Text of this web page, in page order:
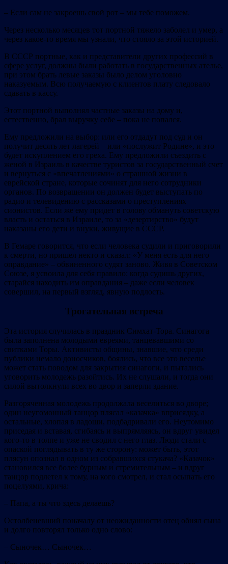
– Если сам не закроешь свой рот – мы тебе поможем.
Через несколько месяцев тот портной тяжело заболел и умер, а
через какое‐то время мы узнали, что стояло за этой историей.
В СССР портные, как и представители других профессий в
сфере услуг, должны были работать в государственных ателье,
при этом брать левые заказы было делом уголовно
наказуемым. Всю получаемую с клиентов плату следовало
сдавать в кассу.
Этот портной выполнял частные заказы на дому и,
естественно, брал выручку себе – пока не попался.
Ему предложили на выбор: или его отдадут под суд и он
получит десять лет лагерей – или «послужит Родине», и это
будет искуплением его греха. Ему предложили съездить с
женой в Израиль в качестве туристов за государственный счет
и вернуться с «впечатлениями» о страшной жизни в
еврейской стране, которые сочинят для него сотрудники
органов. По возвращении он должен будет выступать по
радио и телевидению с рассказами о преступлениях
сионистов. Если же ему придет в голову обмануть советскую
власть и остаться в Израиле, то за «дезертирство» будут
наказаны его дети и внуки, живущие в СССР.
В Гемаре говорится, что если человека судили и приговорили
к смерти, но пришел некто и сказал: «У меня есть для него
оправдание» – обвиненного судят заново. Живя в Советском
Союзе, я усвоила для себя правило: когда судишь других,
старайся находить им оправдания – даже если человек
совершил, на первый взгляд, явную подлость.
Трогательная встреча
Эта история случилась в праздник Симхат‐Тора. Синагога
была заполнена молодыми евреями, танцевавшими со
свитками Торы. Активисты общины, знавшие, что среди
публики немало доносчиков, боялись, что все это веселье
может стать поводом для закрытия синагоги, и пытались
уговорить молодежь разойтись. Их не слушали, и тогда они
силой вытолкнули всех во двор и заперли здание.
Разгоряченная молодежь продолжала веселиться во дворе;
один неугомонный танцор плясал «казачка» вприсядку, а
остальные, хлопая в ладоши, подбадривали его. Неутомимо
приседая и вставая, сгибаясь и выпрямляясь, он вдруг увидел
кого‐то в толпе и уже не сводил с него глаз. Люди стали с
опаской поглядывать в ту же сторону: может быть, этот
плясун опознал в одном из собравшихся стукача? «Казачок»
становился все более бурным и стремительным – и вдруг
танцор подлетел к тому, на кого смотрел, и стал осыпать его
поцелуями, крича:
– Папа, а ты что здесь делаешь?
Остолбеневший поначалу от неожиданности отец обнял сына
и долго повторял только одно слово:
– Сыночек… Сыночек…